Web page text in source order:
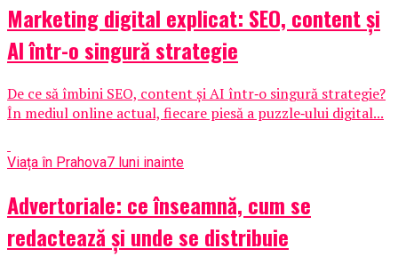
Marketing digital explicat: SEO, content și
AI într-o singură strategie
De ce să îmbini SEO, content și AI într‑o singură strategie?
În mediul online actual, fiecare piesă a puzzle‑ului digital...
Viața în Prahova7 luni inainte
Advertoriale: ce înseamnă, cum se
redactează și unde se distribuie